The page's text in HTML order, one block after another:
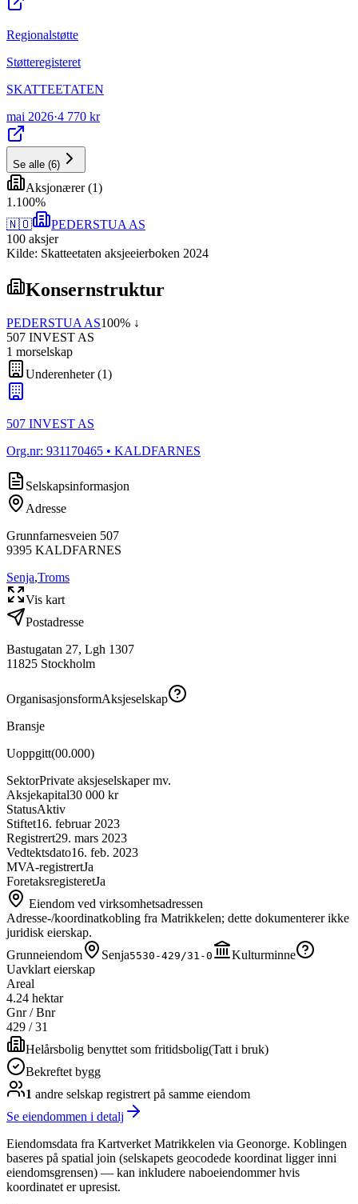
Regionalstøtte
Støtteregisteret
SKATTEETATEN
mai 2026·4 770 kr
Se alle (6)
Aksjonærer(1)
1 .100%
🇳🇴
PEDERSTUA AS
100 aksjer
Kilde: Skatteetaten aksjeeierboken 2024
Konsernstruktur
PEDERSTUA AS100% ↓
507 INVEST AS
1 morselskap
Underenheter(1)
507 INVEST AS
Org.nr: 931170465 • KALDFARNES
Selskapsinformasjon
Adresse
Grunnfarnesveien 507
9395 KALDFARNES
Senja,Troms
Vis kart
Postadresse
Bastugatan 27, Lgh 1307
11825 Stockholm
OrganisasjonsformAksjeselskap
Bransje
Uoppgitt(00.000)
SektorPrivate aksjeselskaper mv.
Aksjekapital30 000 kr
StatusAktiv
Stiftet16. februar 2023
Registrert29. mars 2023
Vedtektsdato16. feb. 2023
MVA-registrertJa
ForetaksregisteretJa
Eiendom ved virksomhetsadressen
Adresse-/koordinatkobling fra Matrikkelen; dette dokumenterer ikke
juridisk eierskap.
Grunneiendom
Senja5530-429/31-0
Kulturminne
Uavklart eierskap
Areal
4.24 hektar
Gnr / Bnr
429 /31
Helårsbolig benyttet som fritidsbolig(Tatt i bruk)
Bekreftet bygg
1 andre selskap registrert på samme eiendom
Se eiendommen i detalj
Eiendomsdata fra Kartverket Matrikkelen via Geonorge. Koblingen
baseres på spatial join (selskapets geocodede koordinat ligger inni
eiendomsgrensen) — kan inkludere naboeiendommer hvis
koordinatet er upresist.